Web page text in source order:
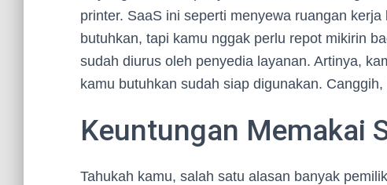
printer. SaaS ini seperti menyewa ruangan
butuhkan, tapi kamu nggak perlu repot mikirin
sudah diurus oleh penyedia layanan. Artinya,
kamu butuhkan sudah siap digunakan. Canggih,
Keuntungan Memakai
Tahukah kamu, salah satu alasan banyak